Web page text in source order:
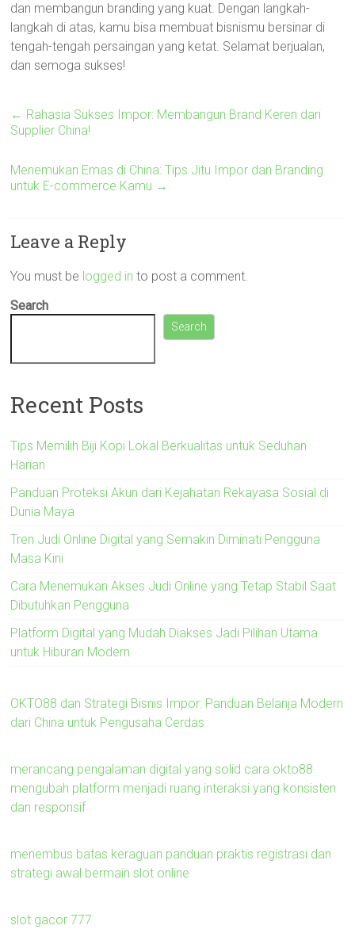
dan membangun branding yang kuat. Dengan langkah-
langkah di atas, kamu bisa membuat bisnismu bersinar di
tengah-tengah persaingan yang ketat. Selamat berjualan,
dan semoga sukses!
← Rahasia Sukses Impor: Membangun Brand Keren dari
Supplier China!
Menemukan Emas di China: Tips Jitu Impor dan Branding
untuk E-commerce Kamu →
Leave a Reply
You must be logged in to post a comment.
Search
Search
Recent Posts
Tips Memilih Biji Kopi Lokal Berkualitas untuk Seduhan
Harian
Panduan Proteksi Akun dari Kejahatan Rekayasa Sosial di
Dunia Maya
Tren Judi Online Digital yang Semakin Diminati Pengguna
Masa Kini
Cara Menemukan Akses Judi Online yang Tetap Stabil Saat
Dibutuhkan Pengguna
Platform Digital yang Mudah Diakses Jadi Pilihan Utama
untuk Hiburan Modern
OKTO88 dan Strategi Bisnis Impor: Panduan Belanja Modern
dari China untuk Pengusaha Cerdas
merancang pengalaman digital yang solid cara okto88
mengubah platform menjadi ruang interaksi yang konsisten
dan responsif
menembus batas keraguan panduan praktis registrasi dan
strategi awal bermain slot online
slot gacor 777